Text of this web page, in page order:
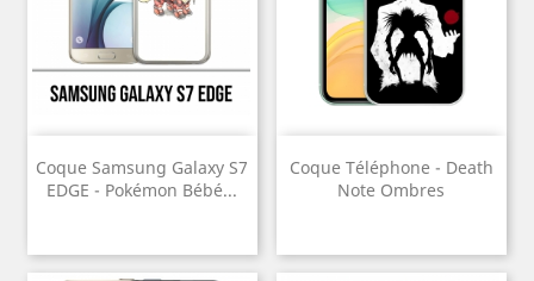
Coque Samsung Galaxy S7
EDGE - Pokémon Bébé...
Coque Téléphone - Death
Note Ombres